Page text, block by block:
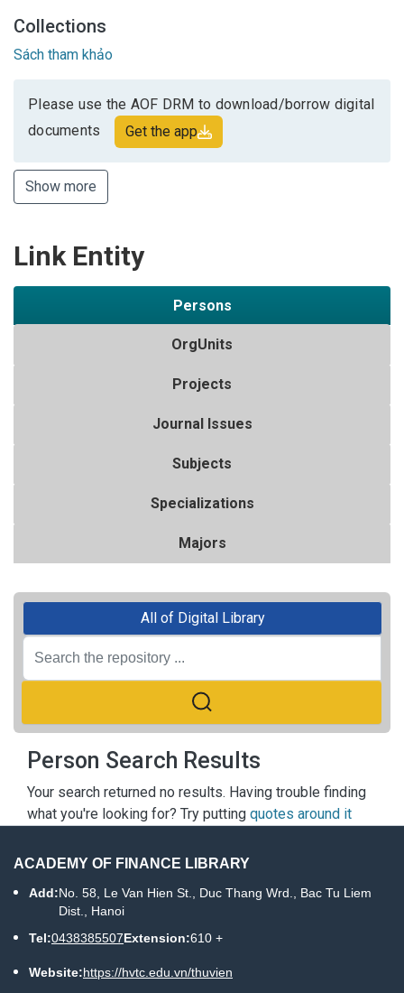
Collections
Sách tham khảo
Please use the AOF DRM to download/borrow digital
documents
Get the app
Show more
Link Entity
Persons
OrgUnits
Projects
Journal Issues
Subjects
Specializations
Majors
All of Digital Library
Person Search Results
Your search returned no results. Having trouble finding
what you're looking for? Try putting quotes around it
ACADEMY OF FINANCE LIBRARY
Add:No. 58, Le Van Hien St., Duc Thang Wrd., Bac Tu Liem
Dist., Hanoi
Tel:0438385507Extension:610 +
Website:https://hvtc.edu.vn/thuvien